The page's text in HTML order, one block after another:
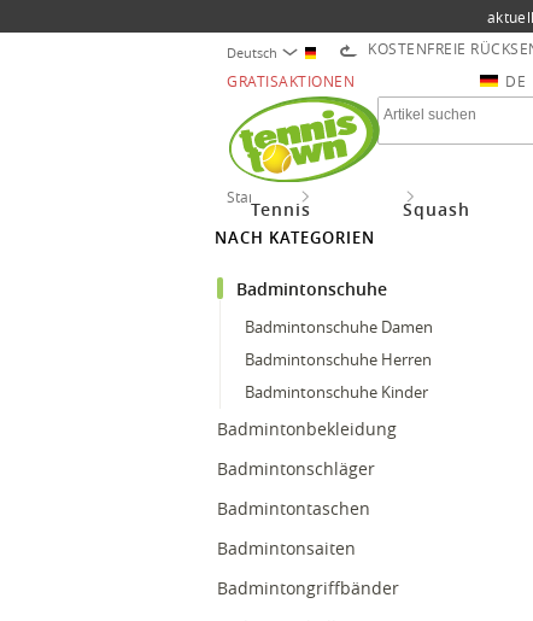
Deutsch KOSTENFREIE
GRATISAKTIONEN
DE
Tennis Squash
Startseite
NACH KATEGORIEN
Badmintonschuhe
Badmintonschuhe Damen
Badmintonschuhe Herren
Badmintonschuhe Kinder
Badmintonbekleidung
Badmintonschläger
Badmintontaschen
Badmintonsaiten
Badmintongriffbänder